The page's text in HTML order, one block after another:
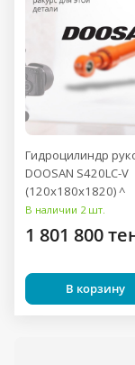
Гидроцилиндр
DOOSAN S420LC-V
(120x180x1820) ^
В наличии 2 шт.
1 801 800
В корзину